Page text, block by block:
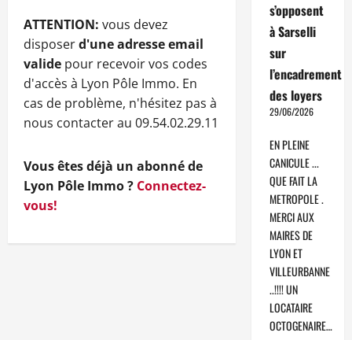
ATTENTION: vous devez
disposerd'une adresse email
valide pour recevoir vos codes
d'accès à Lyon Pôle Immo. En
cas de problème, n'hésitez pas à
nous contacter au 09.54.02.29.11
Vous êtes déjà un abonné de
Lyon Pôle Immo ? Connectez-
vous!
s’opposent
à Sarselli
sur
l’encadrement
des loyers
29/06/2026
EN PLEINE
CANICULE ...
QUE FAIT LA
METROPOLE .
MERCI AUX
MAIRES DE
LYON ET
VILLEURBANNE
..!!!! UN
LOCATAIRE
OCTOGENAIRE…